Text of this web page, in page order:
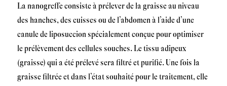
La nanogreffe consiste à prélever de la graisse au niveau
des hanches, des cuisses ou de l’abdomen à l’aide d’une
canule de liposuccion spécialement conçue pour optimiser
le prélèvement des cellules souches. Le tissu adipeux
(graisse) qui a été prélevé sera filtré et purifié. Une fois la
graisse filtrée et dans l’état souhaité pour le traitement, elle